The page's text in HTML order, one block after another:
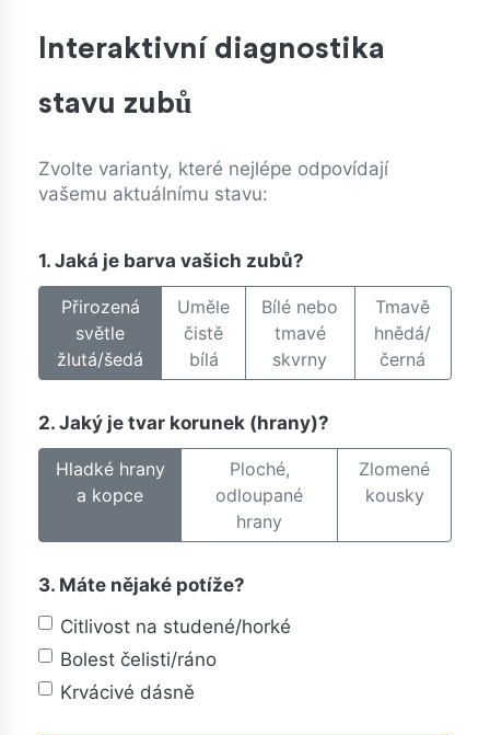
Interaktivní diagnostika
stavu zubů
Zvolte varianty, které nejlépe odpovídají
vašemu aktuálnímu stavu:
1. Jaká je barva vašich zubů?
Přirozená
světle
žlutá/šedá
Uměle
čistě
bílá
Bílé nebo
tmavé
skvrny
Tmavě
hnědá/
černá
2. Jaký je tvar korunek (hrany)?
Hladké hrany
a kopce
Ploché,
odloupané
hrany
Zlomené
kousky
3. Máte nějaké potíže?
Citlivost na studené/horké
Bolest čelisti/ráno
Krvácivé dásně